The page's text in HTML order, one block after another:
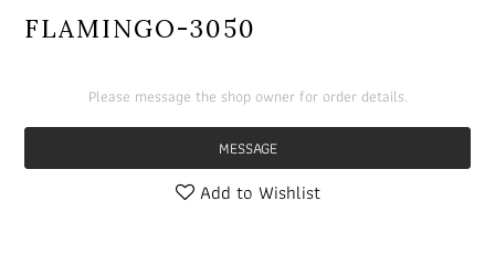
購買正價貨品$1200立即成為Maxi VIP並即時享有全單
FLAMINGO-3050
Please message the shop owner for order details.
MESSAGE
Add to Wishlist